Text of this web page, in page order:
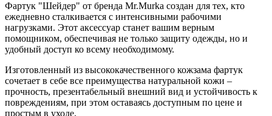
Фартук "Шейдер" от бренда Mr.Murka создан для тех, кто
ежедневно сталкивается с интенсивными рабочими
нагрузками. Этот аксессуар станет вашим верным
помощником, обеспечивая не только защиту одежды, но и
удобный доступ ко всему необходимому.
Изготовленный из высококачественного кожзама фартук
сочетает в себе все преимущества натуральной кожи –
прочность, презентабельный внешний вид и устойчивость к
повреждениям, при этом оставаясь доступным по цене и
простым в уходе.